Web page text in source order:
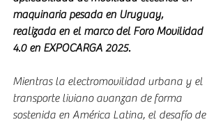
maquinaria pesada en Uruguay,
realizada en el marco del Foro Movilidad
4.0 en EXPOCARGA 2025.
Mientras la electromovilidad urbana y el
transporte liviano avanzan de forma
sostenida en América Latina, el desafío de